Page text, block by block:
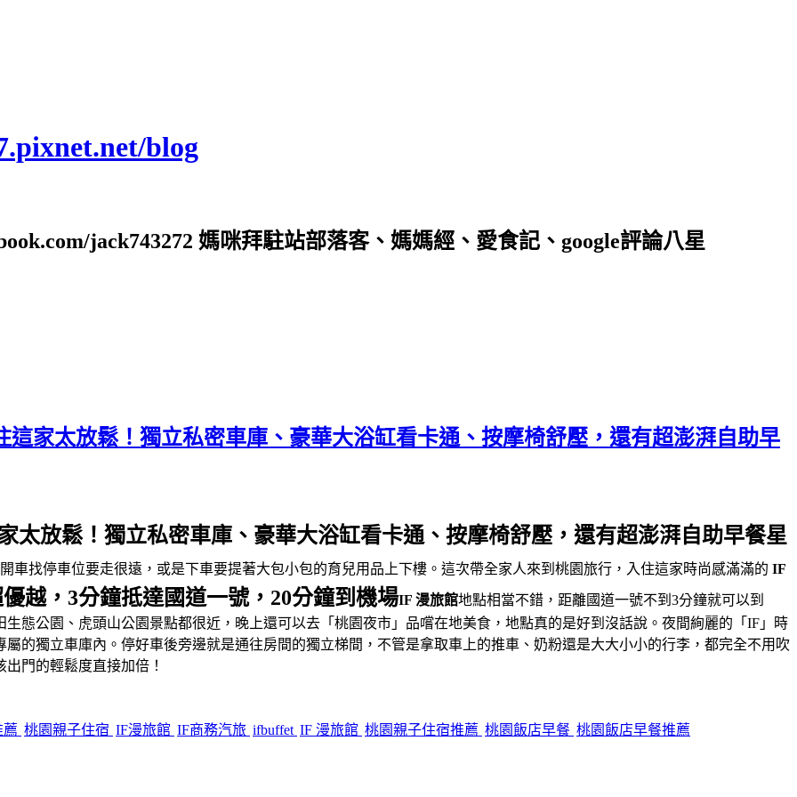
blog
jack743272 媽咪拜駐站部落客、媽媽經、愛食記、google評論八星
家太放鬆！獨立私密車庫、豪華大浴缸看卡通、按摩椅舒壓，還有超澎湃自助早
太放鬆！獨立私密車庫、豪華大浴缸看卡通、按摩椅舒壓，還有超澎湃自助早餐星
車找停車位要走很遠，或是下車要提著大包小包的育兒用品上下樓。這次帶全家人來到桃園旅行，入住這家時尚感滿滿的 IF
越，3分鐘抵達國道一號，20分鐘到機場IF 漫旅館地點相當不錯，距離國道一號不到3分鐘就可以到
態公園、虎頭山公園景點都很近，晚上還可以去「桃園夜市」品嚐在地美食，地點真的是好到沒話說。夜間絢麗的「IF」時
的獨立車庫內。停好車後旁邊就是通往房間的獨立梯間，不管是拿取車上的推車、奶粉還是大大小小的行李，都完全不用吹
門的輕鬆度直接加倍！
薦 桃園親子住宿 IF漫旅館 IF商務汽旅 ifbuffet IF 漫旅館 桃園親子住宿推薦 桃園飯店早餐 桃園飯店早餐推薦